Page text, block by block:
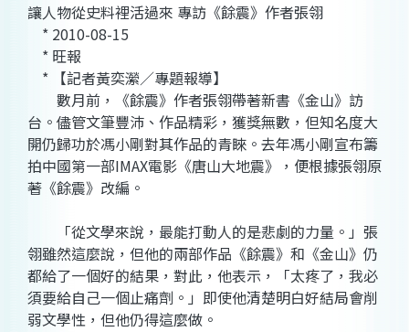
讓人物從史料裡活過來 專訪《餘震》作者張翎
* 2010-08-15
* 旺報
* 【記者黃奕瀠／專題報導】
數月前，《餘震》作者張翎帶著新書《金山》訪
台。儘管文筆豐沛、作品精彩，獲獎無數，但知名度大
開仍歸功於馮小剛對其作品的青睞。去年馮小剛宣布籌
拍中國第一部IMAX電影《唐山大地震》，便根據張翎原
著《餘震》改編。
「從文學來說，最能打動人的是悲劇的力量。」張
翎雖然這麼說，但他的兩部作品《餘震》和《金山》仍
都給了一個好的結果，對此，他表示，「太疼了，我必
須要給自己一個止痛劑。」即使他清楚明白好結局會削
弱文學性，但他仍得這麼做。